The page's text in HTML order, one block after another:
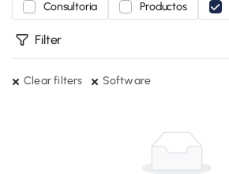
Consultoria Productos
Filter
Clear filters Software